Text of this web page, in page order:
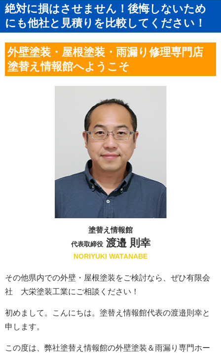
絶対に損はさせません！後悔しないため
にも他社と見積りを比較してください！
外壁塗装・屋根塗装・雨漏り修理専門店
塗替え情報館へようこそ
塗替え情報館
代表取締役渡邉 則幸
NORIYUKI WATANABE
その他県内での外壁・屋根塗装をご検討なら、ぜひ有限会
社 大栄塗装工業にご相談ください！
初めまして。こんにちは。塗替え情報館代表の渡邉則幸と
申します。
この度は、弊社塗替え情報館の外壁塗装＆雨漏り専門ホー